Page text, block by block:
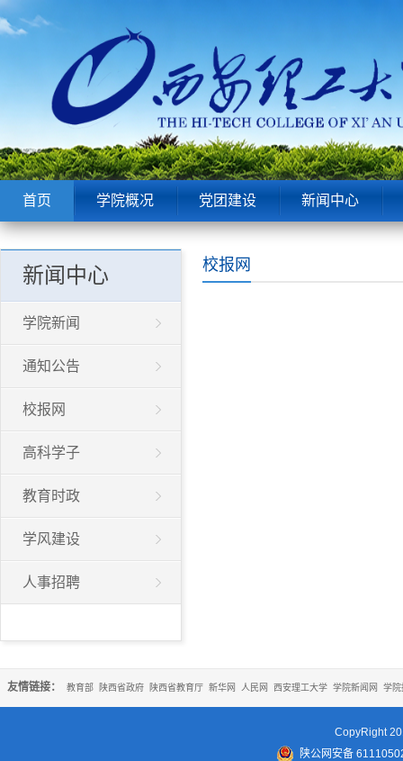
首页 学院概况 党团建设 新闻中心
校报网
新闻中心
学院新闻
通知公告
校报网
高科学子
教育时政
学风建设
人事招聘
友情链接： 教育部 陕西省政府 陕西省教育厅 新华网 人民网 西安理工大学 学院新闻网 学院
CopyRight
陕公网安备